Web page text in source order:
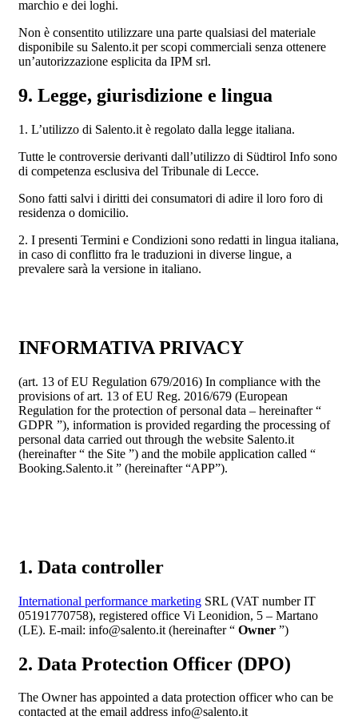
marchio e dei loghi.
Non è consentito utilizzare una parte qualsiasi del materiale
disponibile su Salento.it per scopi commerciali senza ottenere
un’autorizzazione esplicita da IPM srl.
9. Legge, giurisdizione e lingua
1. L’utilizzo di Salento.it è regolato dalla legge italiana.
Tutte le controversie derivanti dall’utilizzo di Südtirol Info sono
di competenza esclusiva del Tribunale di Lecce.
Sono fatti salvi i diritti dei consumatori di adire il loro foro di
residenza o domicilio.
2. I presenti Termini e Condizioni sono redatti in lingua italiana,
in caso di conflitto fra le traduzioni in diverse lingue, a
prevalere sarà la versione in italiano.
INFORMATIVA PRIVACY
(art. 13 of EU Regulation 679/2016) In compliance with the
provisions of art. 13 of EU Reg. 2016/679 (European
Regulation for the protection of personal data – hereinafter “
GDPR ”), information is provided regarding the processing of
personal data carried out through the website Salento.it
(hereinafter “ the Site ”) and the mobile application called “
Booking.Salento.it ” (hereinafter “APP”).
1. Data controller
International performance marketing SRL (VAT number IT
05191770758), registered office Vi Leonidion, 5 – Martano
(LE). E-mail: info@salento.it (hereinafter “ Owner ”)
2. Data Protection Officer (DPO)
The Owner has appointed a data protection officer who can be
contacted at the email address info@salento.it